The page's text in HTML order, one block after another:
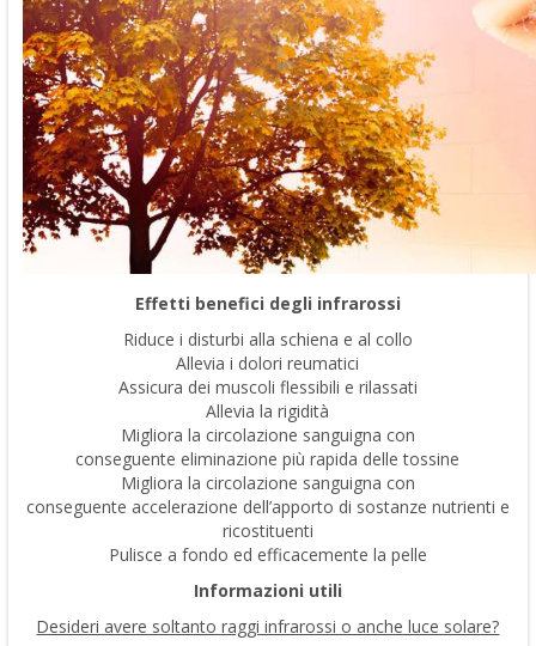
Effetti benefici degli infrarossi
Riduce i disturbi alla schiena e al collo
Allevia i dolori reumatici
Assicura dei muscoli flessibili e rilassati
Allevia la rigidità
Migliora la circolazione sanguigna con
conseguente eliminazione più rapida delle tossine
Migliora la circolazione sanguigna con
conseguente accelerazione dell’apporto di sostanze nutrienti e
ricostituenti
Pulisce a fondo ed efficacemente la pelle
Informazioni utili
Desideri avere soltanto raggi infrarossi o anche luce solare?